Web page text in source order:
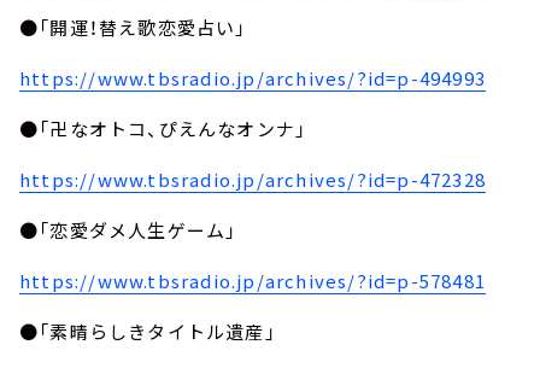
●「開運！替え歌恋愛占い」
https://www.tbsradio.jp/archives/?id=p-494993
●「卍なオトコ、ぴえんなオンナ」
https://www.tbsradio.jp/archives/?id=p-472328
●「恋愛ダメ人生ゲーム」
https://www.tbsradio.jp/archives/?id=p-578481
●「素晴らしきタイトル遺産」